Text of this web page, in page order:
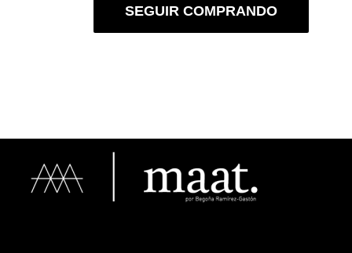
Tienda
Mi Cuenta
Carrito
SEGUIR COMPRANDO